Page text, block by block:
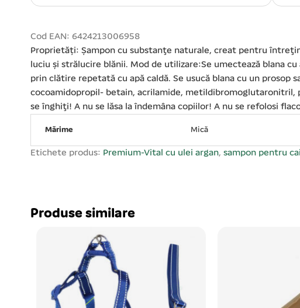
Cod EAN: 6424213006958
Proprietăți: Şampon cu substanţe naturale, creat pentru
luciu şi strălucire blănii. Mod de utilizare:Se umectează blana
prin clătire repetată cu apă caldă. Se usucă blana cu un
cocoamidopropil- betain, acrilamide, metildibromoglutaronitril,
se înghiţi! A nu se lăsa la îndemâna copiilor! A nu se refolosi
Mărime Mică
Etichete produs: Premium-Vital cu ulei argan, sampon pentru
Produse similare